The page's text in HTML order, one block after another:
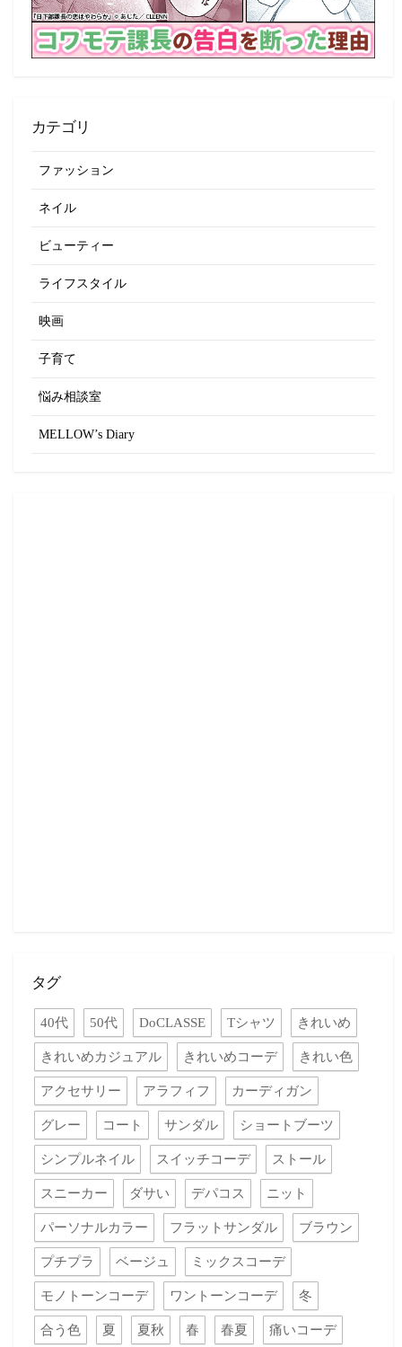
カテゴリ
ファッション
ネイル
ビューティー
ライフスタイル
映画
子育て
悩み相談室
MELLOW’s Diary
タグ
40代 50代 DoCLASSE Tシャツ きれいめ
きれいめカジュアル きれいめコーデ きれい色
アクセサリー アラフィフ カーディガン
グレー コート サンダル ショートブーツ
シンプルネイル スイッチコーデ ストール
スニーカー ダサい デパコス ニット
パーソナルカラー フラットサンダル ブラウン
プチプラ ベージュ ミックスコーデ
モノトーンコーデ ワントーンコーデ 冬
合う色 夏 夏秋 春 春夏 痛いコーデ